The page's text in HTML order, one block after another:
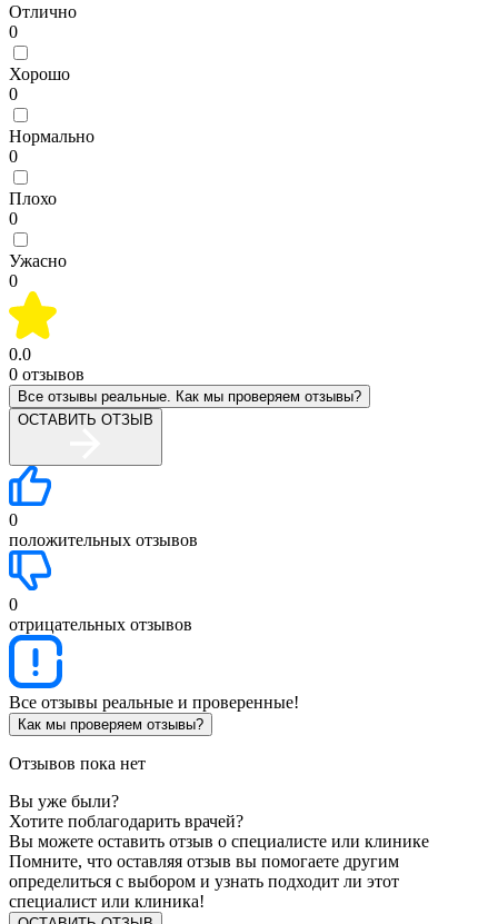
Отлично
0
Хорошо
0
Нормально
0
Плохо
0
Ужасно
0
0.0
0 отзывов
Все отзывы реальные. Как мы проверяем отзывы?
ОСТАВИТЬ ОТЗЫВ
0
положительных отзывов
0
отрицательных отзывов
Все отзывы реальные и проверенные!
Как мы проверяем отзывы?
Отзывов пока нет
Вы уже были?
Хотите поблагодарить врачей?
Вы можете оставить отзыв о специалисте или клинике
Помните, что оставляя отзыв вы помогаете другим
определиться с выбором и узнать подходит ли этот
специалист или клиника!